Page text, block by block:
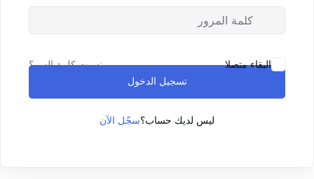
المدونة
تواصل معنا
البقاء متصلا نسيت كلمة السر؟
تسجيل الدخول
ليس لديك حساب؟سجّل الآن
Remember me
Lost your password?